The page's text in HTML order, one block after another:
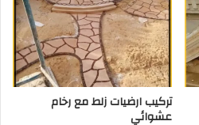
تركيب ارضيات زلط مع رخام
عشوائي